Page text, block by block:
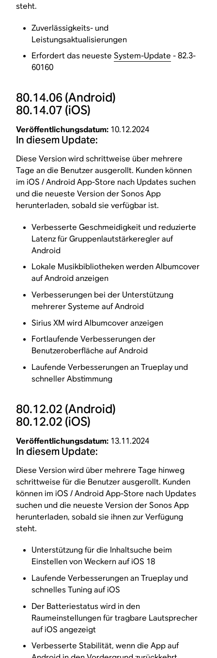
steht.
Zuverlässigkeits- und
Leistungsaktualisierungen
Erfordert das neuesteSystem-Update - 82.3-
60160
80.14.06 (Android)
80.14.07 (iOS)
Veröffentlichungsdatum: 10.12.2024
In diesem Update:
Diese Version wird schrittweise über mehrere
Tage an die Benutzer ausgerollt. Kunden können
im iOS / Android App-Store nach Updates suchen
und die neueste Version der Sonos App
herunterladen, sobald sie verfügbar ist.
Verbesserte Geschmeidigkeit und reduzierte
Latenz für Gruppenlautstärkeregler auf
Android
Lokale Musikbibliotheken werden Albumcover
auf Android anzeigen
Verbesserungen bei der Unterstützung
mehrerer Systeme auf Android
Sirius XM wird Albumcover anzeigen
Fortlaufende Verbesserungen der
Benutzeroberfläche auf Android
Laufende Verbesserungen an Trueplay und
schneller Abstimmung
80.12.02 (Android)
80.12.02 (iOS)
Veröffentlichungsdatum: 13.11.2024
In diesem Update:
Diese Version wird über mehrere Tage hinweg
schrittweise für die Benutzer ausgerollt. Kunden
können im iOS / Android App-Store nach Updates
suchen und die neueste Version der Sonos App
herunterladen, sobald sie ihnen zur Verfügung
steht.
Unterstützung für die Inhaltsuche beim
Einstellen von Weckern auf iOS 18
Laufende Verbesserungen an Trueplay und
schnelles Tuning auf iOS
Der Batteriestatus wird in den
Raumeinstellungen für tragbare Lautsprecher
auf iOS angezeigt
Verbesserte Stabilität, wenn die App auf